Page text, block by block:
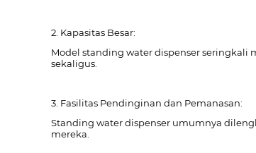
2. Kapasitas Besar:
Model standing water dispenser
sekaligus.
3. Fasilitas Pendinginan dan Pemanasan:
Standing water dispenser umumnya
mereka.